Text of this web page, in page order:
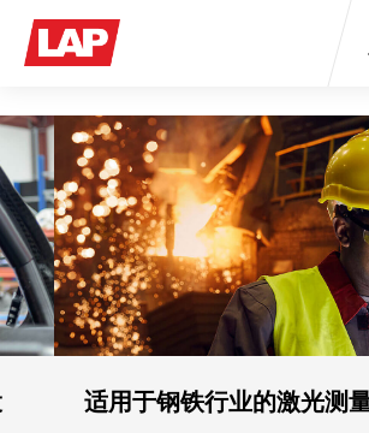
适用于钢铁行业的激光测量系统